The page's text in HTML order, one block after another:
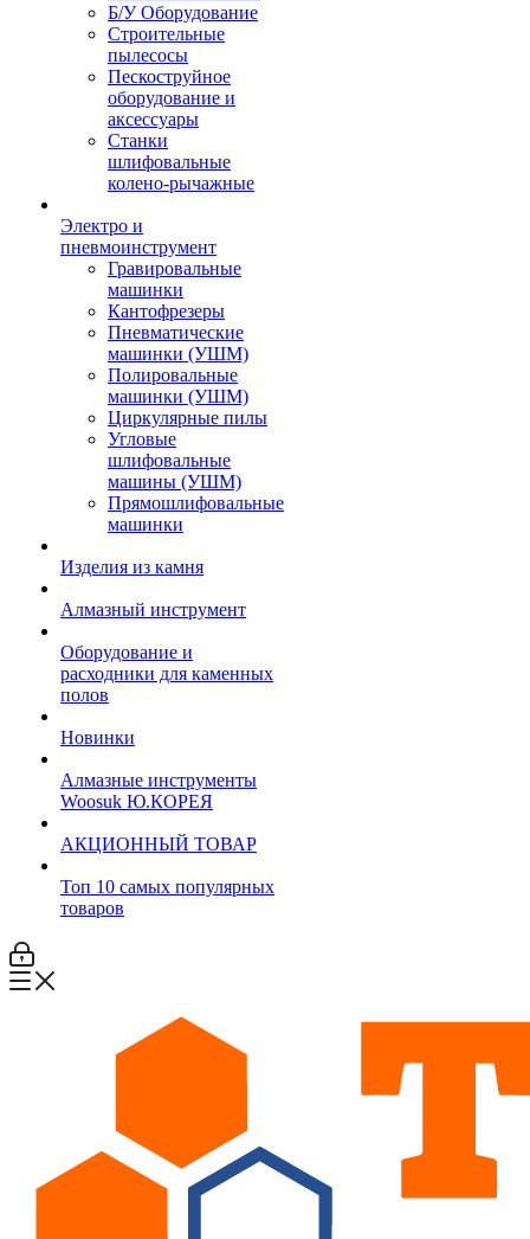
Б/У Оборудование
Строительные
пылесосы
Пескоструйное
оборудование и
аксессуары
Станки
шлифовальные
колено-рычажные
Электро и
пневмоинструмент
Гравировальные
машинки
Кантофрезеры
Пневматические
машинки (УШМ)
Полировальные
машинки (УШМ)
Циркулярные пилы
Угловые
шлифовальные
машины (УШМ)
Прямошлифовальные
машинки
Изделия из камня
Алмазный инструмент
Оборудование и
расходники для каменных
полов
Новинки
Алмазные инструменты
Woosuk Ю.КОРЕЯ
АКЦИОННЫЙ ТОВАР
Топ 10 самых популярных
товаров